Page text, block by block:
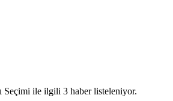
Seçimi ile ilgili 3 haber listeleniyor.